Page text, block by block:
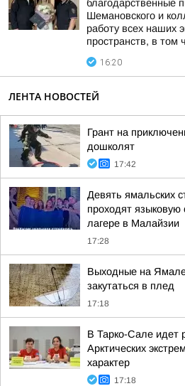
благодарственные
Шемановского и
работу всех наших
пространств, в
16:20
ЛЕНТА НОВОСТЕЙ
Грант на
дошколят
17:42
Девять ямальских
проходят языковую
лагере в Малайзии
17:28
Выходные на
закутаться в плед
17:18
В Тарко-Сале идет
Арктических
характер
17:18